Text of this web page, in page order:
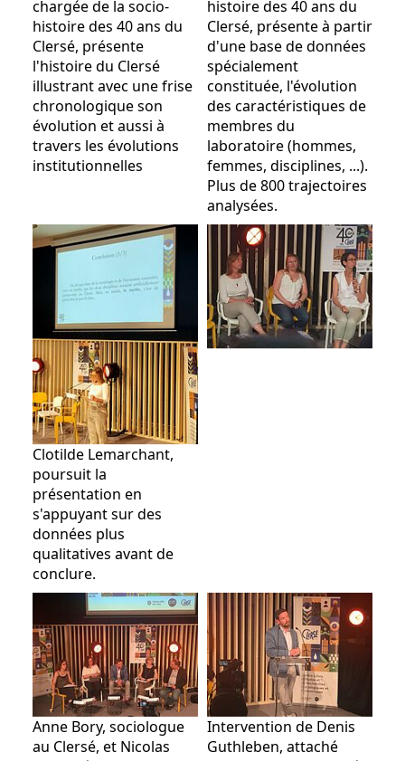
chargée de la socio-
histoire des 40 ans du
Clersé, présente
l'histoire du Clersé
illustrant avec une frise
chronologique son
évolution et aussi à
travers les évolutions
institutionnelles
histoire des 40 ans du
Clersé, présente à partir
d'une base de données
spécialement
constituée, l'évolution
des caractéristiques de
membres du
laboratoire (hommes,
femmes, disciplines, ...).
Plus de 800 trajectoires
analysées.
Clotilde Lemarchant,
poursuit la
présentation en
s'appuyant sur des
données plus
qualitatives avant de
conclure.
Anne Bory, sociologue
au Clersé, et Nicolas
Intervention de Denis
Guthleben, attaché